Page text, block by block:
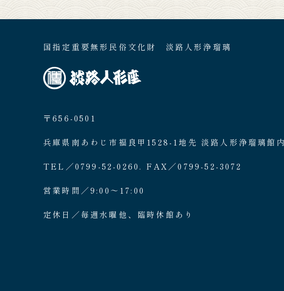
国指定重要無形民俗文化財 淡路人形浄瑠璃
〒656-0501
兵庫県南あわじ市福良甲1528-1地先 淡路人形浄瑠璃館内
TEL／0799-52-0260. FAX／0799-52-3072
営業時間／9:00〜17:00
定休日／毎週水曜他、臨時休館あり